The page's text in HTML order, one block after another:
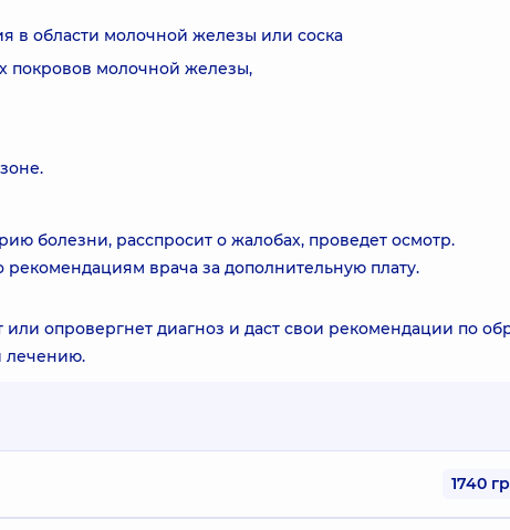
в области молочной железы или соска
покровов молочной железы,
болезни, расспросит о жалобах, проведет осмотр.
врача за дополнительную плату.
опровергнет диагноз и даст свои рекомендации по
лечению.
1740